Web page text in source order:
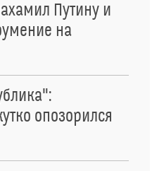
Путину и
на
опозорился